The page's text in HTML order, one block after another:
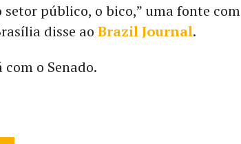
setor público, o bico,” uma fonte com
disse aoBrazil Journal.
o Senado.